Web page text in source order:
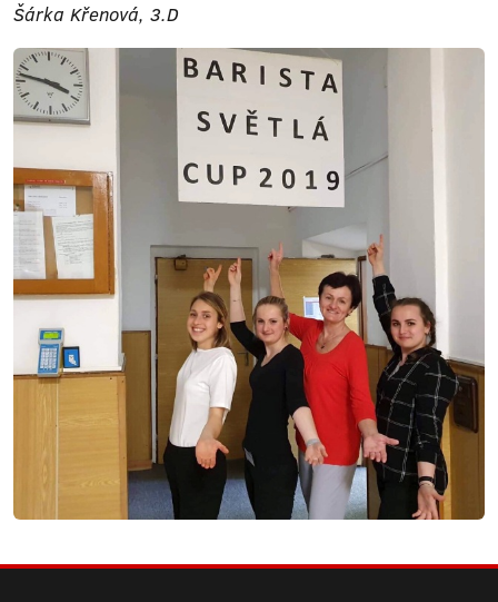
Šárka Křenová, 3.D